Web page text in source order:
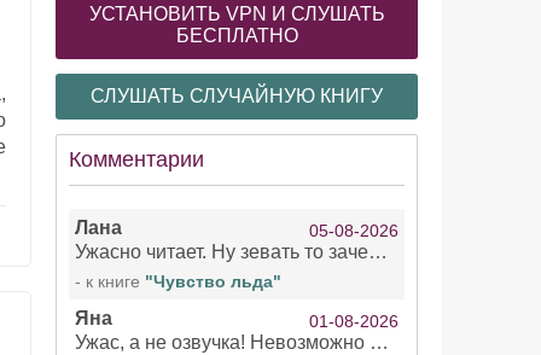
УСТАНОВИТЬ VPN И СЛУШАТЬ
БЕСПЛАТНО
СЛУШАТЬ СЛУЧАЙНУЮ КНИГУ
Комментарии
Лана 05-08-2026
Ужасно читает. Ну зевать то зачем. Уже не говорю, что ударения ставит, как хочет.
- к книге "Чувство льда"
Яна 01-08-2026
Ужас, а не озвучка! Невозможно вникать в смысл текста из за кривляний чтеца